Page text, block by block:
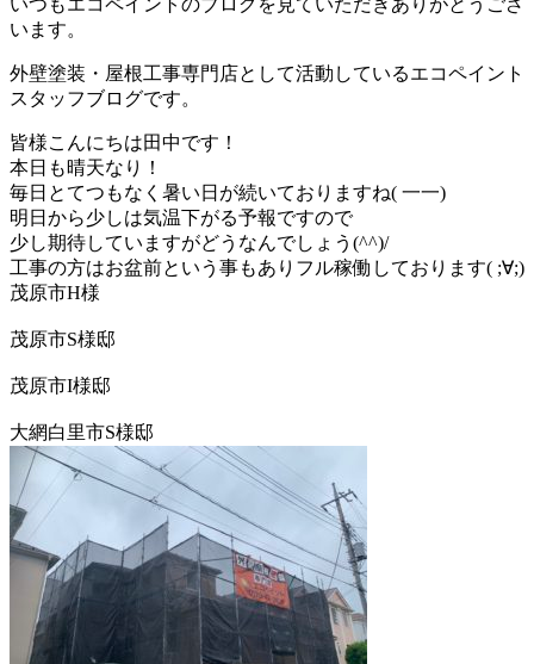
います。
外壁塗装・屋根工事専門店として活動しているエコペイント
スタッフブログです。
皆様こんにちは田中です！
本日も晴天なり！
毎日とてつもなく暑い日が続いておりますね( 一一)
明日から少しは気温下がる予報ですので
少し期待していますがどうなんでしょう(^^)/
工事の方はお盆前という事もありフル稼働しております( ;∀;)
茂原市H様
茂原市S様邸
茂原市I様邸
大網白里市S様邸